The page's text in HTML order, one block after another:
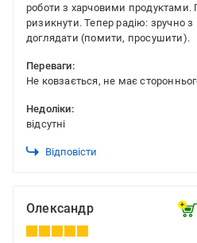
роботи з харчовими
ризикнути. Тепер радію: зручно
доглядати (помити, просушити).
Переваги:
Не ковзається, не має
Недоліки:
відсутні
Відповісти
Олександр